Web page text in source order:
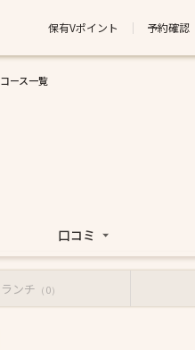
保有Vポイント 予約確認
コース一覧
ランチ （0）
口コミ